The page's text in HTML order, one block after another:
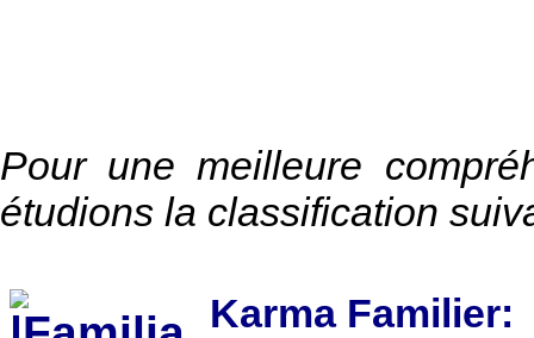
Pour une meilleure
étudions la classification
Karma Familier: